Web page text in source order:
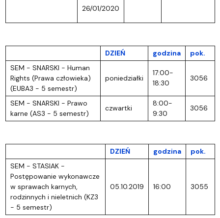
26/01/2020
DZIEŃ godzina
pok.
SEM - SNARSKI - Human
Rights (Prawa człowieka)
(EUBA3 - 5 semestr)
poniedziałki
17:00-
18:30
3056
SEM - SNARSKI - Prawo
karne (AS3 - 5 semestr)
czwartki
8:00-
9:30
3056
DZIEŃ godzina
pok.
SEM - STASIAK -
Postępowanie wykonawcze
w sprawach karnych,
rodzinnych i nieletnich (KZ3
- 5 semestr)
05.10.2019 16:00 3055